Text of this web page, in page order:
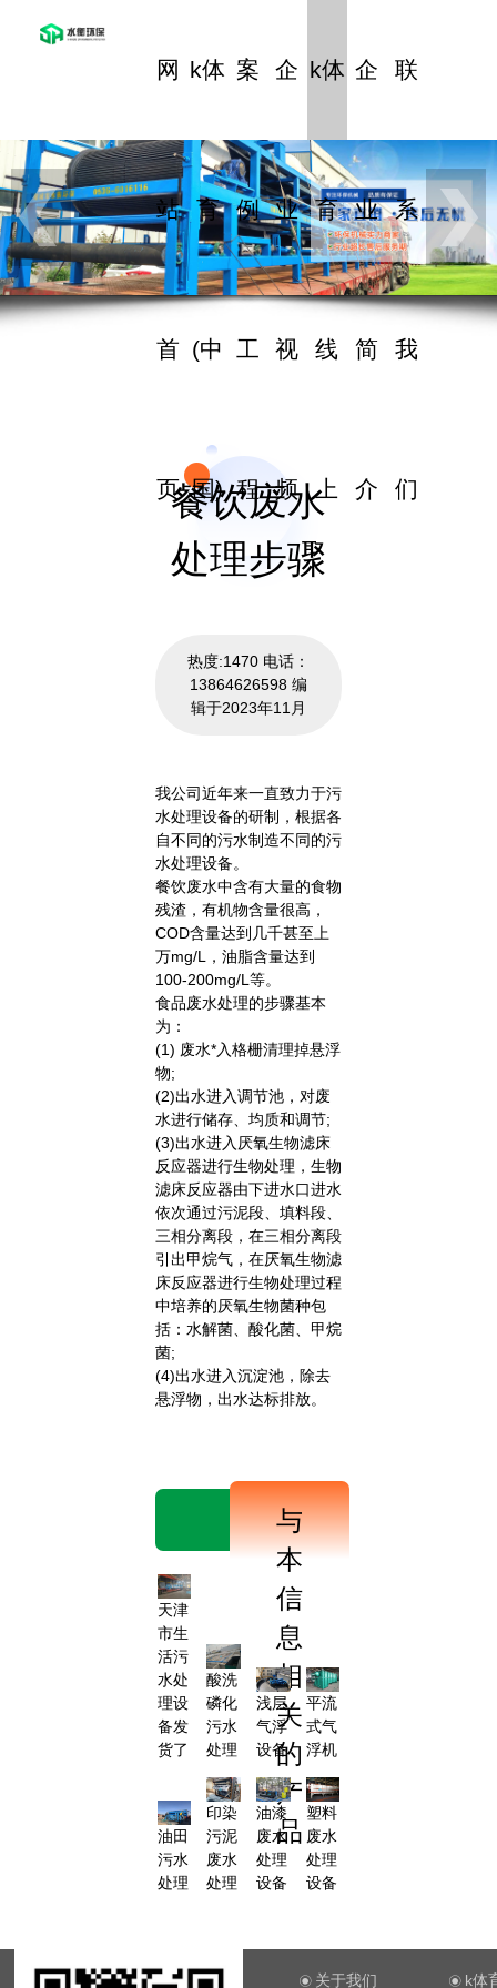
网
站
首
页
k体
育
(中
国)
案
例
工
程
企
业
视
频
k体
育
线
上
企
业
简
介
联
系
我
们
餐饮废水
处理步骤
热度:1470 电话：
13864626598 编
辑于2023年11月
我公司近年来一直致力于污
水处理设备的研制，根据各
自不同的污水制造不同的污
水处理设备。
餐饮废水中含有大量的食物
残渣，有机物含量很高，
COD含量达到几千甚至上
万mg/L，油脂含量达到
100-200mg/L等。
食品废水处理的步骤基本
为：
(1) 废水*入格栅清理掉悬浮
物;
(2)出水进入调节池，对废
水进行储存、均质和调节;
(3)出水进入厌氧生物滤床
反应器进行生物处理，生物
滤床反应器由下进水口进水
依次通过污泥段、填料段、
三相分离段，在三相分离段
引出甲烷气，在厌氧生物滤
床反应器进行生物处理过程
中培养的厌氧生物菌种包
括：水解菌、酸化菌、甲烷
菌;
(4)出水进入沉淀池，除去
悬浮物，出水达标排放。
与
本
信
息
相
关
的
产
品
天津
市生
活污
水处
理设
备发
货了
酸洗
磷化
污水
处理
浅层
气浮
设备
平流
式气
浮机
油田
污水
处理
印染
污泥
废水
处理
油漆
废水
处理
设备
塑料
废水
处理
设备
关于我们 k体